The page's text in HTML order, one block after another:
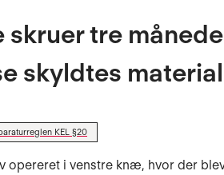
tre
skyldtes
KEL §20
opereret i venstre knæ, hvor der